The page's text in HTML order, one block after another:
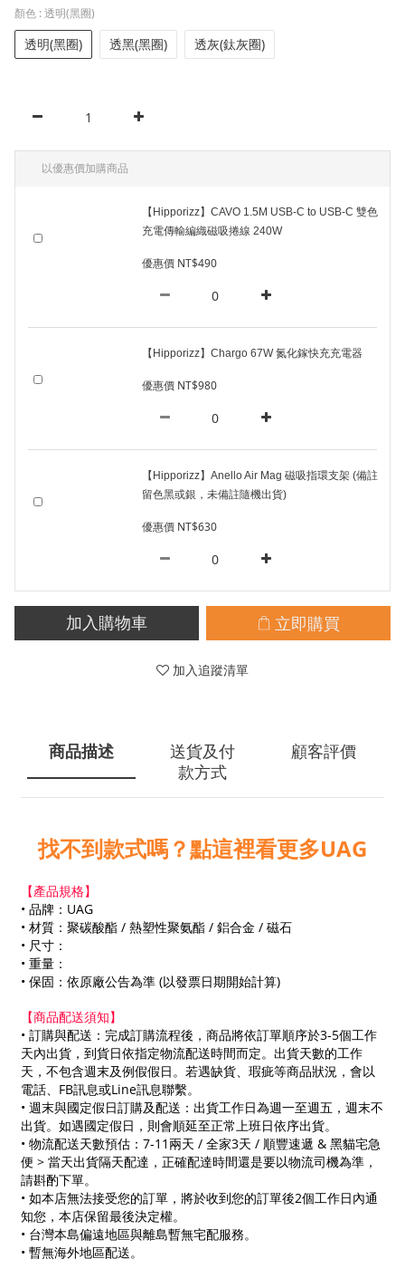
顏色 : 透明(黑圈)
透明(黑圈) 透黑(黑圈) 透灰(鈦灰圈)
以優惠價加購商品
【Hipporizz】CAVO 1.5M USB-C to USB-C 雙色
充電傳輸編織磁吸捲線 240W
優惠價 NT$490
【Hipporizz】Chargo 67W 氮化鎵快充充電器
優惠價 NT$980
【Hipporizz】Anello Air Mag 磁吸指環支架 (備註
留色黑或銀，未備註隨機出貨)
優惠價 NT$630
加入購物車 立即購買
加入追蹤清單
商品描述
送貨及付
款方式
顧客評價
找不到款式嗎？點這裡看更多UAG
【產品規格】
• 品牌：UAG
• 材質：聚碳酸酯 / 熱塑性聚氨酯 / 鋁合金 / 磁石
• 尺寸：
• 重量：
• 保固：依原廠公告為準 (以發票日期開始計算)
【商品配送須知】
• 訂購與配送：完成訂購流程後，商品將依訂單順序於3-5個工作
天內出貨，到貨日依指定物流配送時間而定。出貨天數的工作
天，不包含週末及例假假日。若遇缺貨、瑕疵等商品狀況，會以
電話、FB訊息或Line訊息聯繫。
• 週末與國定假日訂購及配送：出貨工作日為週一至週五，週末不
出貨。如遇國定假日，則會順延至正常上班日依序出貨。
• 物流配送天數預估：7-11兩天 / 全家3天 / 順豐速遞 & 黑貓宅急
便 > 當天出貨隔天配達，正確配達時間還是要以物流司機為準，
請斟酌下單。
• 如本店無法接受您的訂單，將於收到您的訂單後2個工作日內通
知您，本店保留最後決定權。
• 台灣本島偏遠地區與離島暫無宅配服務。
• 暫無海外地區配送。